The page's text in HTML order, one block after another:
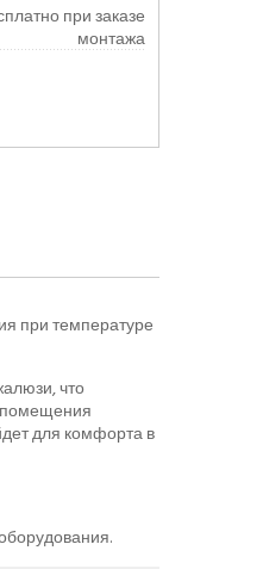
при заказе
монтажа
при температуре
что
помещения
для комфорта в